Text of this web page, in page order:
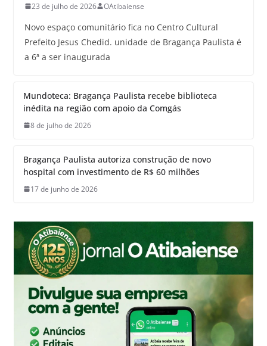
23 de julho de 2026 OAtibaiense
Novo espaço comunitário fica no Centro Cultural
Prefeito Jesus Chedid. unidade de Bragança Paulista é
a 6ª a ser inaugurada
Mundoteca: Bragança Paulista recebe biblioteca
inédita na região com apoio da Comgás
8 de julho de 2026
Bragança Paulista autoriza construção de novo
hospital com investimento de R$ 60 milhões
17 de junho de 2026